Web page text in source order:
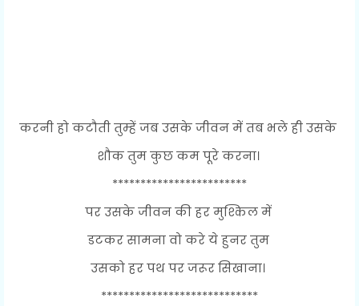
करनी हो कटौती तुम्हें जब उसके जीवन में तब भले ही उसके
शौक तुम कुछ कम पूरे करना।
************************
पर उसके जीवन की हर मुश्किल में
डटकर सामना वो करे ये हुनर तुम
उसको हर पथ पर जरूर सिखाना।
****************************